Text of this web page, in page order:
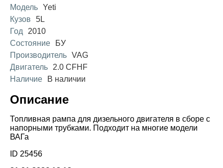
Модель Yeti
Кузов
5L
Год
2010
Состояние
БУ
Производитель VAG
Двигатель
2.0 CFHF
Наличие
В наличии
Описание
Топливная рампа для дизельного двигателя в сборе с
напорными трубками. Подходит на многие модели
ВАГа
ID 25456